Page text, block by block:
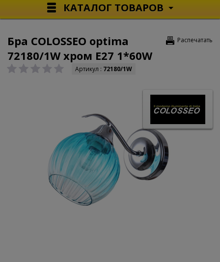
КАТАЛОГ ТОВАРОВ
Распечатать
Бра COLOSSEO optima
72180/1W хром E27 1*60W
Артикул : 72180/1W